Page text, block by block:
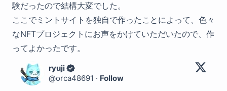
験だったので結構大変でした。
ここでミントサイトを独自で作ったことによって、色々
なNFTプロジェクトにお声をかけていただいたので、作
ってよかったです。
ryuji
@orca48691 · Follow